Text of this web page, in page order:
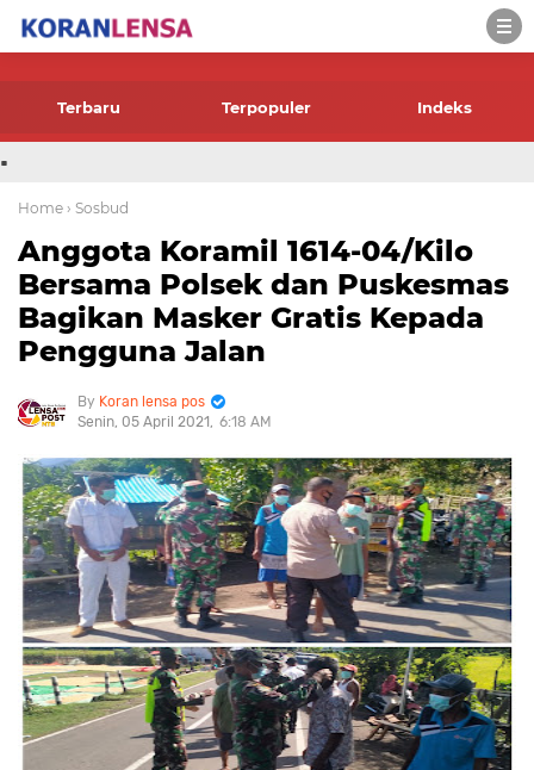
-->
Terbaru Terpopuler Indeks
.
Home › Sosbud
Anggota Koramil 1614-04/Kilo
Bersama Polsek dan Puskesmas
Bagikan Masker Gratis Kepada
Pengguna Jalan
Koran lensa pos
Senin, 05 April 2021
6:18 AM